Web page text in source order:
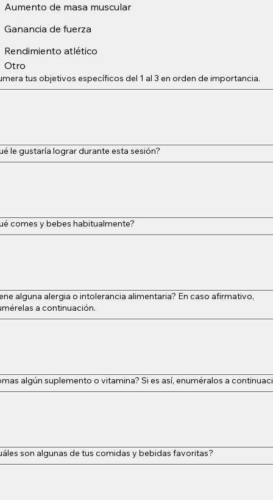
Aumento de masa muscular
Ganancia de fuerza
Rendimiento atlético
Otro
tus objetivos específicos del 1 al 3 en orden de importancia.
le gustaría lograr durante esta sesión?
comes y bebes habitualmente?
alguna alergia o intolerancia alimentaria? En caso afirmativo,
a continuación.
algún suplemento o vitamina? Si es así, enuméralos a
son algunas de tus comidas y bebidas favoritas?